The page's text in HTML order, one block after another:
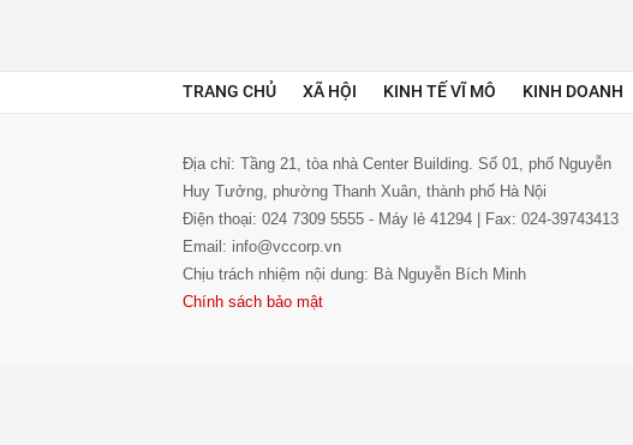
TRANG CHỦ XÃ HỘI KINH TẾ VĨ MÔ KINH DOANH
Địa chỉ: Tầng 21, tòa nhà Center Building. Số 01, phố Nguyễn
Huy Tưởng, phường Thanh Xuân, thành phố Hà Nội
Điện thoại: 024 7309 5555 - Máy lẻ 41294 | Fax: 024-39743413
Email: info@vccorp.vn
Chịu trách nhiệm nội dung: Bà Nguyễn Bích Minh
Chính sách bảo mật